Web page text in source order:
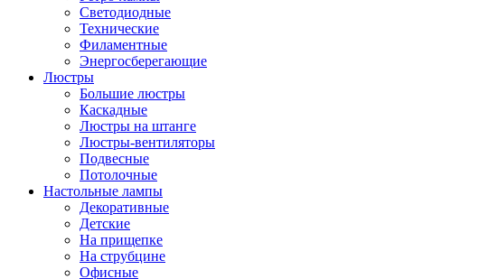
Светодиодные
Технические
Филаментные
Энергосберегающие
Люстры
Большие люстры
Каскадные
Люстры на штанге
Люстры-вентиляторы
Подвесные
Потолочные
Настольные лампы
Декоративные
Детские
На прищепке
На струбцине
Офисные